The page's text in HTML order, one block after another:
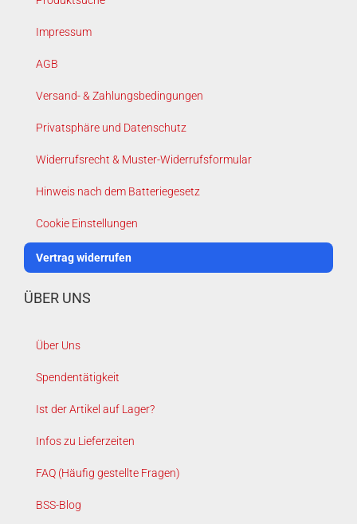
Impressum
AGB
Versand- & Zahlungsbedingungen
Privatsphäre und Datenschutz
Widerrufsrecht & Muster-Widerrufsformular
Hinweis nach dem Batteriegesetz
Cookie Einstellungen
Vertrag widerrufen
ÜBER UNS
Über Uns
Spendentätigkeit
Ist der Artikel auf Lager?
Infos zu Lieferzeiten
FAQ (Häufig gestellte Fragen)
BSS-Blog